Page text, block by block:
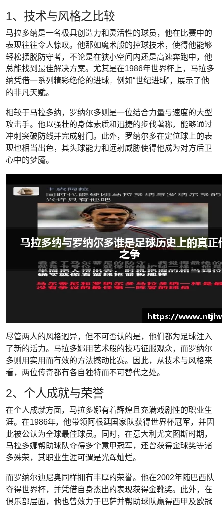
1、技术与风格之比较
马拉多纳是一名极具创造力和灵活性的球员，他在比赛中的
表现往往令人惊叹。他那如魔术般的控球技术，使得他能够
轻松摆脱防守者，不论是在狭小空间内还是高速奔跑中，他
总能找到最佳解决方案。尤其是在1986年世界杯上，马拉多
纳凭借一系列精彩绝伦的进球，例如“世纪进球”，展示了他
的非凡天赋。
相较于马拉多纳，罗纳尔多则是一位结合力量与速度的大型
攻击手。他以强壮的身体素质和迅捷的步伐著称，能够通过
冲刺突破防线并完成射门。此外，罗纳尔多在定位球上的表
现也相当出色，其头球能力和远射威胁使得他成为对方后卫
心中的梦魇。
尽管两人的风格迥异，但不可否认的是，他们都为足球注入
了新的活力。马拉多娜用艺术般的技巧征服观众，而罗纳尔
多则用实用而有效的方法撼动比赛。因此，从技术与风格来
看，两位传奇都有各自独特而不可替代之处。
2、个人成就与荣誉
在个人成就方面，马拉多娜有着辉煌且充满戏剧性的职业生
涯。在1986年，他带领阿根廷国家队获得世界杯冠军，并因
此被公认为全球最佳球员。同时，在意大利尤文图斯时期，
马拉多娜帮助球队夺得多个意甲冠军，还曾获得金球奖等诸
多殊荣，其职业生涯可谓是光辉灿烂。
而罗纳尔迪尼奥同样拥有丰厚的荣誉。他在2002年随巴西队
夺得世界杯，并凭借自身杰出的表现获得金靴奖。此外，在
俱乐部层面，他也曾效力于巴萨并帮助球队赢得西甲及欧冠